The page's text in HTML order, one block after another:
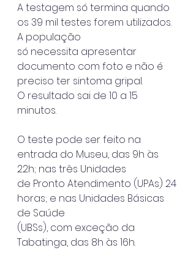
A testagem só termina quando
os 39 mil testes forem utilizados.
A população
só necessita apresentar
documento com foto e não é
preciso ter sintoma gripal.
O resultado sai de 10 a 15
minutos.
O teste pode ser feito na
entrada do Museu, das 9h às
22h; nas três Unidades
de Pronto Atendimento (UPAs) 24
horas; e nas Unidades Básicas
de Saúde
(UBSs), com exceção da
Tabatinga, das 8h às 16h.